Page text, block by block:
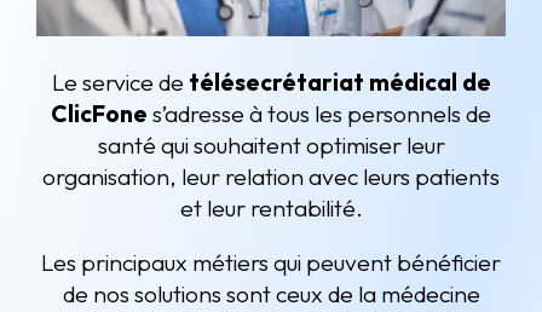
Le service de télésecrétariat médical de
ClicFone s’adresse à tous les personnels de
santé qui souhaitent optimiser leur
organisation, leur relation avec leurs patients
et leur rentabilité.
Les principaux métiers qui peuvent bénéficier
de nos solutions sont ceux de la médecine